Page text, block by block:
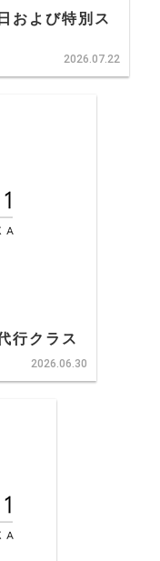
および特別ス
2026.07.22
行クラス
2026.06.30